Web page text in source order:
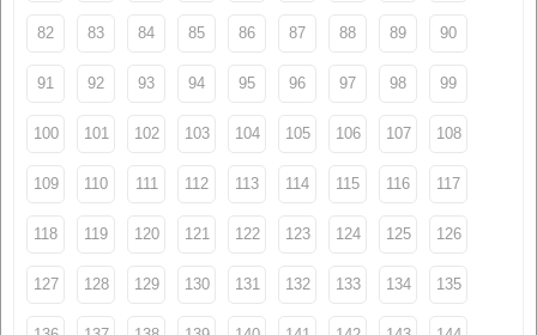
82 83 84 85 86 87 88 89 90
91 92 93 94 95 96 97 98 99
100 101 102 103 104 105 106 107 108
109 110 111 112 113 114 115 116 117
118 119 120 121 122 123 124 125 126
127 128 129 130 131 132 133 134 135